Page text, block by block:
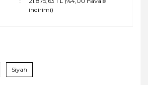
indirimi)
Siyah